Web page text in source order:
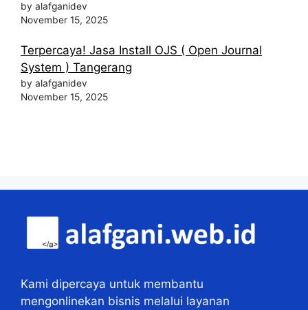
by alafganidev
November 15, 2025
Terpercaya! Jasa Install OJS ( Open Journal
System ) Tangerang
by alafganidev
November 15, 2025
Kami dipercaya untuk membantu
mengonlinekan bisnis melalui layanan